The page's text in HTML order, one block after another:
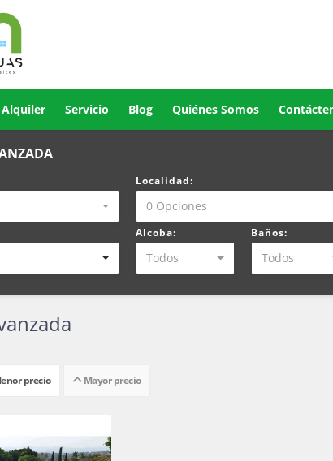
Alquiler Servicio Blog Quiénes Somos
Localidad:
0 Opciones
Alcoba:
Todos
Baños:
Todos
precio Mayor precio